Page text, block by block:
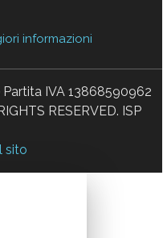
informazioni
IVA 13868590962
RESERVED. ISP
sito